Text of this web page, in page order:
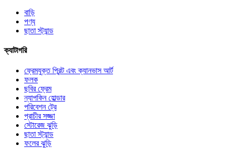
বাড়ি
পণ্য
ছাতা স্ট্যান্ড
ক্যাটাগরি
ফ্রেমযুক্ত প্রিন্ট এবং ক্যানভাস আর্ট
ফলক
ছবির ফ্রেম
ন্যাপকিন হোল্ডার
পরিবেশন ট্রে
প্রাচীর সজ্জা
স্টোরেজ ঝুড়ি
ছাতা স্ট্যান্ড
ফলের ঝুড়ি